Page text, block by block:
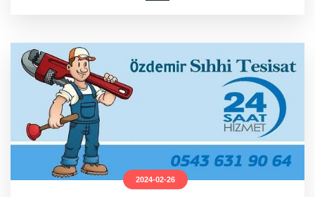
2024-02-26